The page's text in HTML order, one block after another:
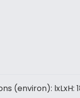
(environ): lxLxH: